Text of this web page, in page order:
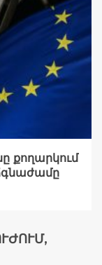
քողարկում